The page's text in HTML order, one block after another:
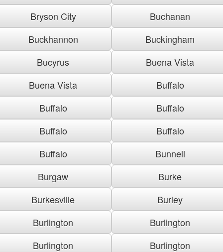
Bryson City
Buchanan
Buckhannon
Buckingham
Bucyrus
Buena Vista
Buena Vista
Buffalo
Buffalo
Buffalo
Buffalo
Buffalo
Buffalo
Bunnell
Burgaw
Burke
Burkesville
Burley
Burlington
Burlington
Burlington
Burlington